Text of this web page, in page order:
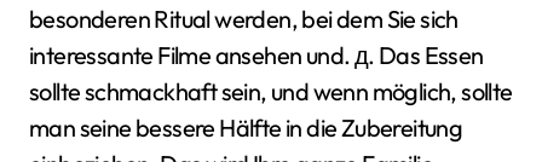
besonderen Ritual werden, bei dem Sie sich
interessante Filme ansehen und. д. Das Essen
sollte schmackhaft sein, und wenn möglich, sollte
man seine bessere Hälfte in die Zubereitung